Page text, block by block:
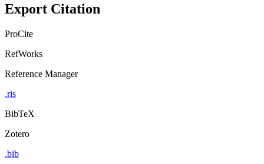
Export Citation
ProCite
RefWorks
Reference Manager
.ris
BibTeX
Zotero
.bib